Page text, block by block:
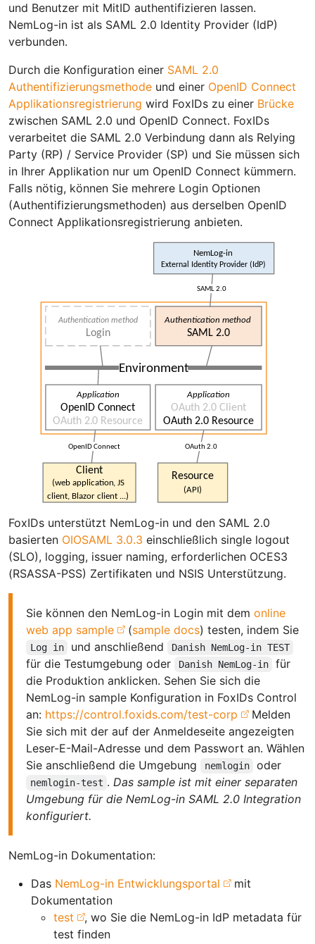
und Benutzer mit MitID authentifizieren lassen.
NemLog-in ist als SAML 2.0 Identity Provider (IdP)
verbunden.
Durch die Konfiguration einer SAML 2.0
Authentifizierungsmethode und einer OpenID Connect
Applikationsregistrierung wird FoxIDs zu einer Brücke
zwischen SAML 2.0 und OpenID Connect. FoxIDs
verarbeitet die SAML 2.0 Verbindung dann als Relying
Party (RP) / Service Provider (SP) und Sie müssen sich
in Ihrer Applikation nur um OpenID Connect kümmern.
Falls nötig, können Sie mehrere Login Optionen
(Authentifizierungsmethoden) aus derselben OpenID
Connect Applikationsregistrierung anbieten.
FoxIDs unterstützt NemLog-in und den SAML 2.0
basierten OIOSAML 3.0.3 einschließlich single logout
(SLO), logging, issuer naming, erforderlichen OCES3
(RSASSA-PSS) Zertifikaten und NSIS Unterstützung.
Sie können den NemLog-in Login mit demonline
web app sample
(sample docs) testen, indem Sie
Log in und anschließend Danish NemLog-in TEST
für die Testumgebung oder Danish NemLog-in
für
die Produktion anklicken. Sehen Sie sich die
NemLog-in sample Konfiguration in FoxIDs Control
an: https://control.foxids.com/test-corp
Melden
Sie sich mit der auf der Anmeldeseite angezeigten
Leser-E-Mail-Adresse und dem Passwort an. Wählen
Sie anschließend die Umgebung
nemlogin oder
nemlogin-test .Das sample ist mit einer separaten
Umgebung für die NemLog-in SAML 2.0 Integration
konfiguriert.
NemLog-in Dokumentation:
Das NemLog-in Entwicklungsportal
mit
Dokumentation
test
, wo Sie die NemLog-in IdP metadata für
test finden